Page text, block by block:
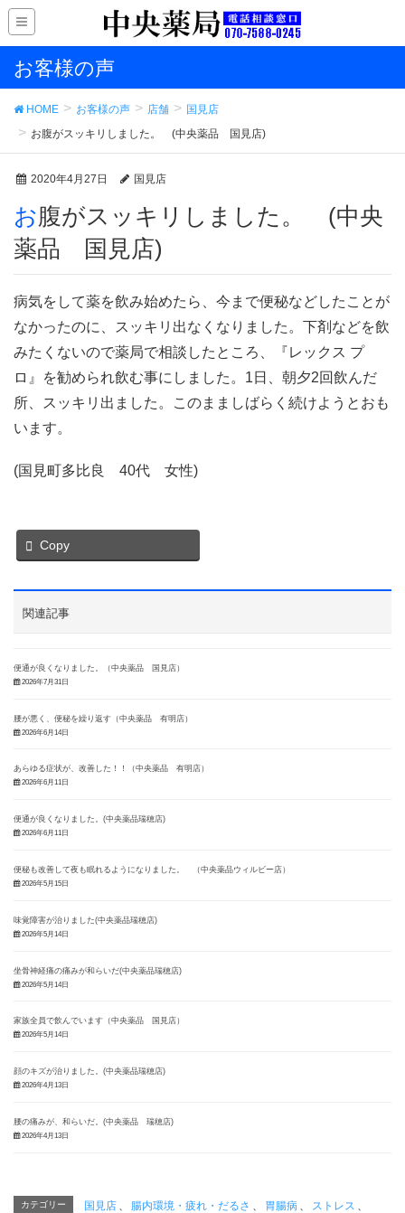
お客様の声
HOME お客様の声 店舗
国見店
お腹がスッキリしました。 (中央薬品 国見店)
2020年4月27日 国見店
お腹がスッキリしました。 (中央
薬品 国見店)
病気をして薬を飲み始めたら、今まで便秘などしたことが
なかったのに、スッキリ出なくなりました。下剤などを飲
みたくないので薬局で相談したところ、『レックス プ
ロ』を勧められ飲む事にしました。1日、朝夕2回飲んだ
所、スッキリ出ました。このまましばらく続けようとおも
います。
(国見町多比良 40代 女性)
Copy
関連記事
便通が良くなりました。（中央薬品 国見店）
2026年7月31日
腰が悪く、便秘を繰り返す（中央薬品 有明店）
2026年6月14日
あらゆる症状が、改善した！！（中央薬品 有明店）
2026年6月11日
便通が良くなりました。(中央薬品瑞穂店)
2026年6月11日
便秘も改善して夜も眠れるようになりました。 （中央薬品ウィルビー店）
2026年5月15日
味覚障害が治りました(中央薬品瑞穂店)
2026年5月14日
坐骨神経痛の痛みが和らいだ(中央薬品瑞穂店)
2026年5月14日
家族全員で飲んでいます（中央薬品 国見店）
2026年5月14日
顔のキズが治りました。(中央薬品瑞穂店)
2026年4月13日
腰の痛みが、和らいだ。(中央薬品 瑞穂店)
2026年4月13日
カテゴリー 国見店 腸内環境・疲れ・だるさ 胃腸病 ストレス